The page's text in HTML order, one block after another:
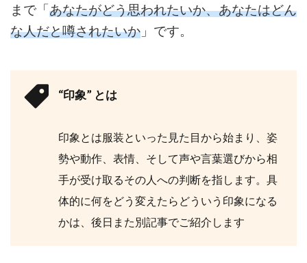
まで「あなたがどう思われたいか、あなたはどん
な人だと噂されたいか 」です。
“印象” とは
印象とは服装といった見た目から始まり、姿
勢や動作、表情、そして声や言葉選びから相
手が受け取るその人への判断を指します。具
体的に何をどう変えたらどういう印象になる
かは、後日また別記事でご紹介します